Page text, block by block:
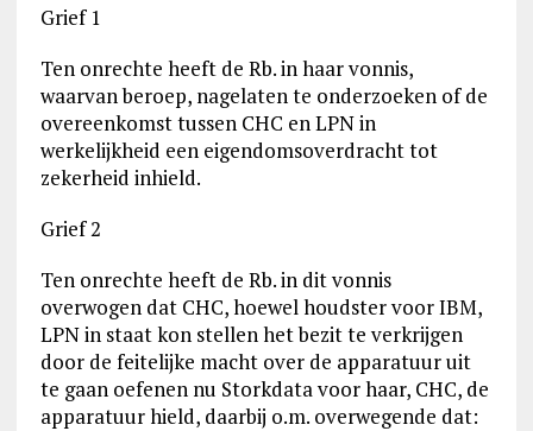
Grief 1
Ten onrechte heeft de Rb. in haar vonnis,
waarvan beroep, nagelaten te onderzoeken of de
overeenkomst tussen CHC en LPN in
werkelijkheid een eigendomsoverdracht tot
zekerheid inhield.
Grief 2
Ten onrechte heeft de Rb. in dit vonnis
overwogen dat CHC, hoewel houdster voor IBM,
LPN in staat kon stellen het bezit te verkrijgen
door de feitelijke macht over de apparatuur uit
te gaan oefenen nu Storkdata voor haar, CHC, de
apparatuur hield, daarbij o.m. overwegende dat: